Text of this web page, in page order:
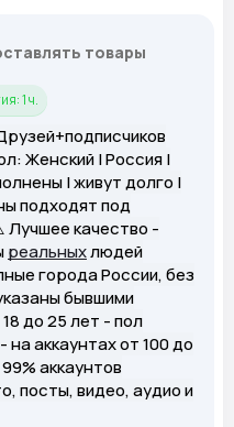
товары
1 ч.
Женский | Россия |
| живут долго |
подходят под
Лучшее качество -
реальныхлюдей
города России, без
бывшими
до 25 лет - пол
на аккаунтах от 100 до
аккаунтов
посты, видео, аудио и